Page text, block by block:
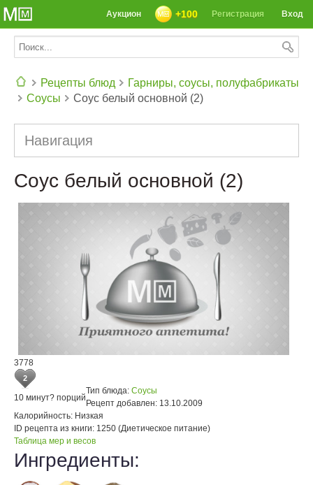
Вход
Регистрация
+100
Аукцион
Рецепты блюд
Гарниры, соусы, полуфабрикаты
Соусы
Соус белый основной (2)
Навигация
Соус белый основной (2)
3778
2
10 минут? порций
Тип блюда: Соусы
Рецепт добавлен: 13.10.2009
Калорийность: Низкая
ID рецепта из книги: 1250 (Диетическое питание)
Таблица мер и весов
Ингредиенты: